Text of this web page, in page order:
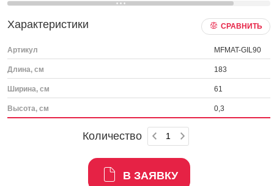
Характеристики СРАВНИТЬ
Артикул MFMAT-GIL90
Длина, см 183
Ширина, см 61
Высота, см 0,3
Количество
В ЗАЯВКУ